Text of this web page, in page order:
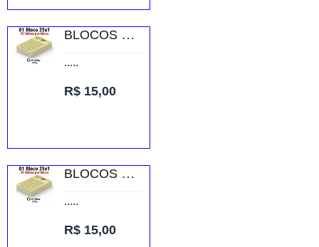
BLOCOS E TALÕES 25 FOLHAS AP 75G 25X1 300X210MM
.....
R$ 15,00
BLOCOS E TALÕES 25 FOLHAS AP 75G 25X1 75X105MM
.....
R$ 15,00